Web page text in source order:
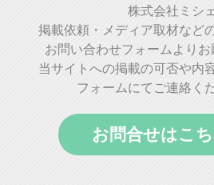
株式会社ミシ
掲載依頼・メディア取材など
お問い合わせフォームよりお
当サイトへの掲載の可否や内
フォームにてご連絡く
お問合せはこ